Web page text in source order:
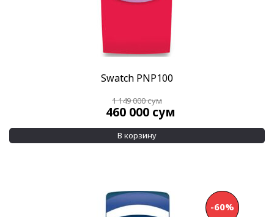
Swatch PNP100
1 149 000сум
460 000 сум
В корзину
-60%